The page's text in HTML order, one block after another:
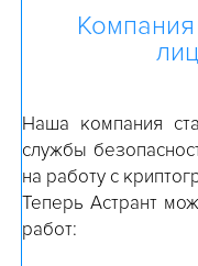
ПОДКЛЮЧЕНИЕ
ПОСТАВКА
Наша компания
службы
на работу с
Теперь Астрант
работ: